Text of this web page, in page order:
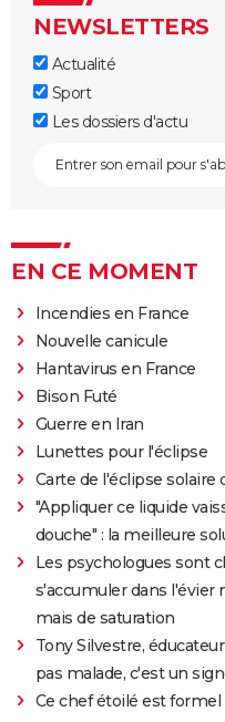
NEWSLETTERS
Actualité
Sport
Les dossiers d'actu
EN CE MOMENT
Incendies en France
Nouvelle canicule
Hantavirus en France
Bison Futé
Guerre en Iran
Lunettes pour l'éclipse
Carte de l'éclipse solaire
"Appliquer ce liquide
douche" : la meilleure
Les psychologues sont
s'accumuler dans l'évier
mais de saturation
Tony Silvestre,
pas malade, c'est un
Ce chef étoilé est formel